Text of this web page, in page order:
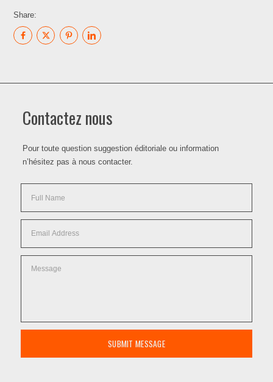
Share:
Contactez nous
Pour toute question suggestion éditoriale ou information
n’hésitez pas à nous contacter.
SUBMIT MESSAGE